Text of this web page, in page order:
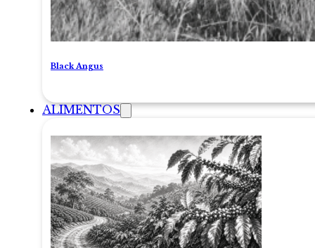
Black Angus
ALIMENTOS